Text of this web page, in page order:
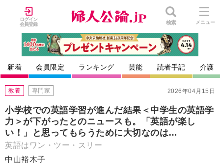
ログイン
会員登録
検索 メニュー
新着 会員限定 ランキング 芸能 読者手記 介護
2026年04月15日
教養 専門家
小学校での英語学習が進んだ結果＜中学生の英語学
力＞が下がったとのニュースも。「英語が楽し
い！」と思ってもらうために大切なのは…
英語はワン・ツー・スリー
中山裕木子